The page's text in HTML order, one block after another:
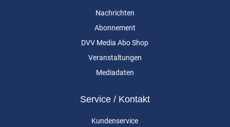
Nachrichten
Abonnement
DVV Media Abo Shop
Veranstaltungen
Mediadaten
Service / Kontakt
Kundenservice